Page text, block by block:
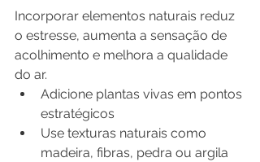
Incorporar elementos naturais reduz
o estresse, aumenta a sensação de
acolhimento e melhora a qualidade
do ar.
Adicione plantas vivas em pontos
estratégicos
Use texturas naturais como
madeira, fibras, pedra ou argila